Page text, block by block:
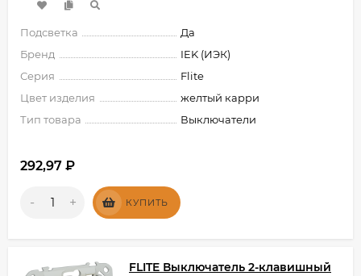
Подсветка
Да
Бренд
IEK (ИЭК)
Серия
Flite
Цвет изделия
желтый карри
Тип товара
Выключатели
292,97 ₽
- + КУПИТЬ
FLITE Выключатель 2-клавишный